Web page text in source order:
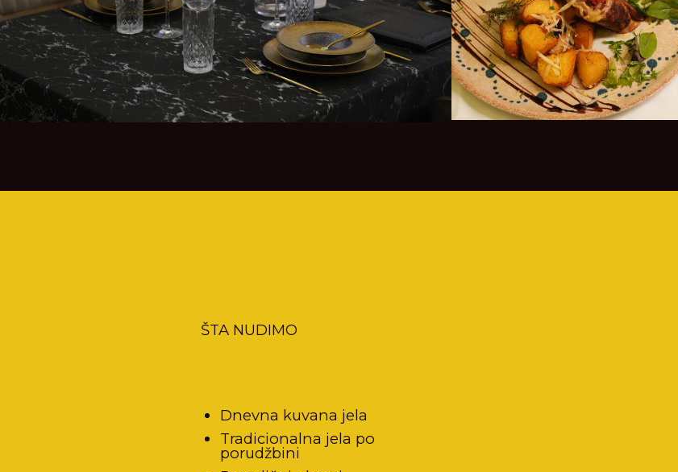
ŠTA NUDIMO
Dnevna kuvana jela
Tradicionalna jela po
porudžbini